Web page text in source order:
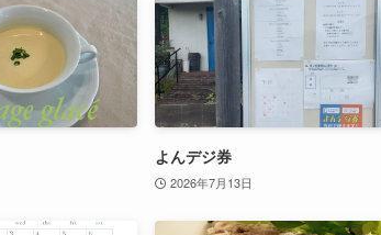
よんデジ券
2026年7月13日